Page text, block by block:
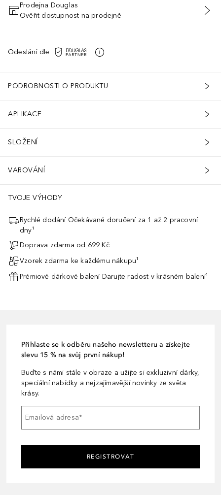
PŘIDAT DO KOŠÍKU
Prodejna Douglas
Ověřit dostupnost na prodejně
Odeslání dle
PODROBNOSTI O PRODUKTU
APLIKACE
SLOŽENÍ
VAROVÁNÍ
TVOJE VÝHODY
Rychlé dodání Očekávané doručení za 1 až 2 pracovní
dny¹
Doprava zdarma od 699 Kč
Vzorek zdarma ke každému nákupu¹
Prémiové dárkové balení Darujte radost v krásném balení¹
Přihlaste se k odběru našeho newsletteru a získejte
slevu 15 % na svůj první nákup!
Buďte s námi stále v obraze a užijte si exkluzivní dárky,
speciální nabídky a nejzajímavější novinky ze světa
krásy.
Emailová adresa*
REGISTROVAT